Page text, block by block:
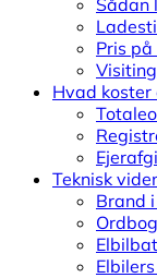
Pris
Hvad koster
Teknisk
Brand